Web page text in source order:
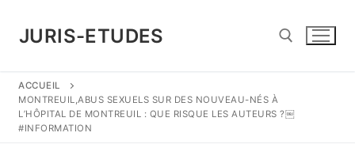
contenu
JURIS-ETUDES
ACCUEIL
MONTREUIL,ABUS SEXUELS SUR DES NOUVEAU-NÉS À
L’HÔPITAL DE MONTREUIL : QUE RISQUE LES AUTEURS ?￼
#INFORMATION